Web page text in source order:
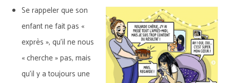
Se rappeler que son
enfant ne fait pas «
exprès », qu’il ne nous
« cherche » pas, mais
qu’il y a toujours une